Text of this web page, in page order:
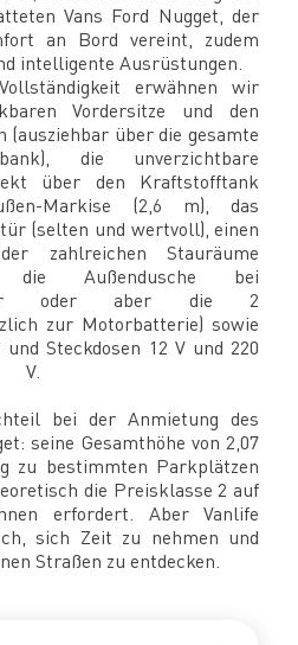
Vans Ford Nugget, der
an Bord vereint, zudem
intelligente Ausrüstungen.
erwähnen wir
Vordersitze und den
über die gesamte
die unverzichtbare
über den Kraftstofftank
Markise (2,6 m), das
(selten und wertvoll), einen
zahlreichen Stauräume
die Außendusche bei
oder aber die 2
zur Motorbatterie) sowie
Steckdosen 12 V und 220
V.
bei der Anmietung des
seine Gesamthöhe von 2,07
zu bestimmten Parkplätzen
die Preisklasse 2 auf
erfordert. Aber Vanlife
sich Zeit zu nehmen und
Straßen zu entdecken.